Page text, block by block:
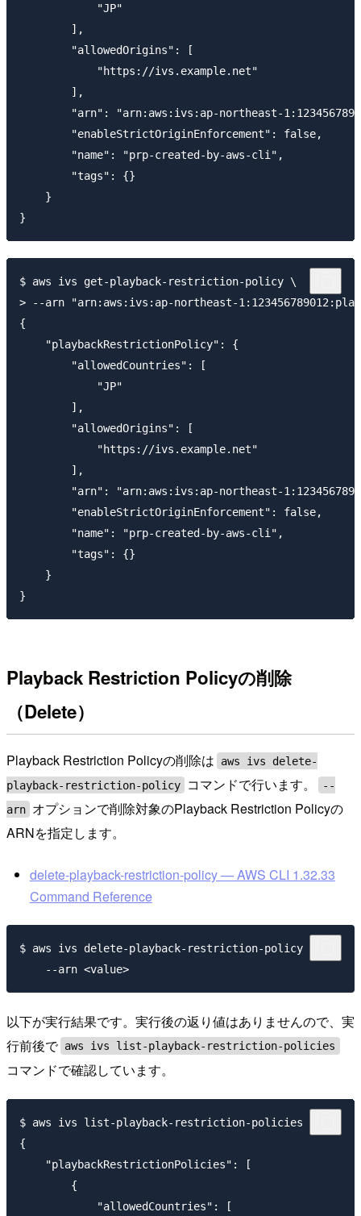
            "JP"
        ],
        "allowedOrigins": [
            "https://ivs.example.net"
        ],
"arn": "arn:aws:ivs:ap-northeast-
        "enableStrictOriginEnforcement": false,
        "name": "prp-created-by-aws-cli",
        "tags": {}
    }
$ aws ivs get-playback-restriction-policy \
> --arn "arn:aws:ivs:ap-northeast-
{
    "playbackRestrictionPolicy": {
        "allowedCountries": [
            "JP"
        ],
        "allowedOrigins": [
            "https://ivs.example.net"
        ],
"arn": "arn:aws:ivs:ap-northeast-
        "enableStrictOriginEnforcement": false,
        "name": "prp-created-by-aws-cli",
        "tags": {}
    }
Playback Restriction Policyの削除
（Delete）
Playback Restriction Policyの削除は
aws ivs delete-
playback-restriction-policy
コマンドで行います。
--
arn オプションで削除対象のPlayback Restriction Policyの
ARNを指定します。
delete-playback-restriction-policy — AWS CLI 1.32.33
Command Reference
$ aws ivs delete-playback-restriction-policy \
以下が実行結果です。実行後の返り値はありませんので、実
行前後で aws ivs list-playback-restriction-policies
コマンドで確認しています。
$ aws ivs list-playback-restriction-policies
{
    "playbackRestrictionPolicies": [
        {
            "allowedCountries": [